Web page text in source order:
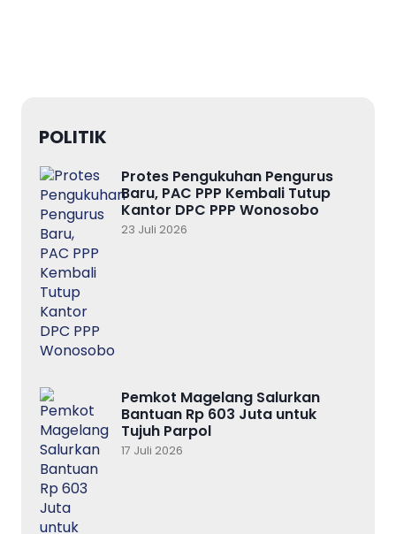
POLITIK
Protes Pengukuhan Pengurus
Baru, PAC PPP Kembali Tutup
Kantor DPC PPP Wonosobo
23 Juli 2026
Pemkot Magelang Salurkan
Bantuan Rp 603 Juta untuk
Tujuh Parpol
17 Juli 2026